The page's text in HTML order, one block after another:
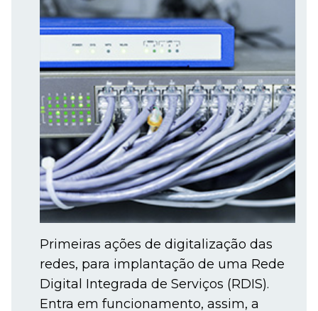
Primeiras ações de digitalização das
redes, para implantação de uma Rede
Digital Integrada de Serviços (RDIS).
Entra em funcionamento, assim, a